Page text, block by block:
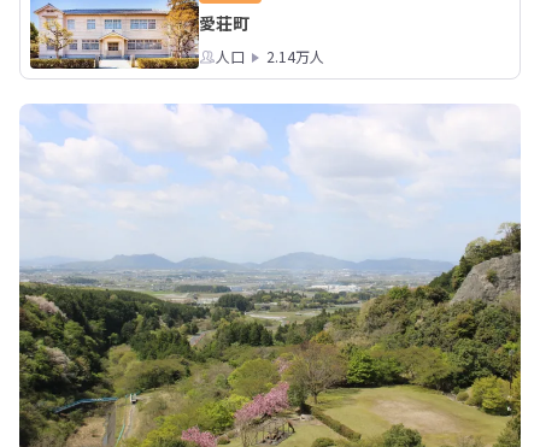
愛荘町
人口 2.14万人